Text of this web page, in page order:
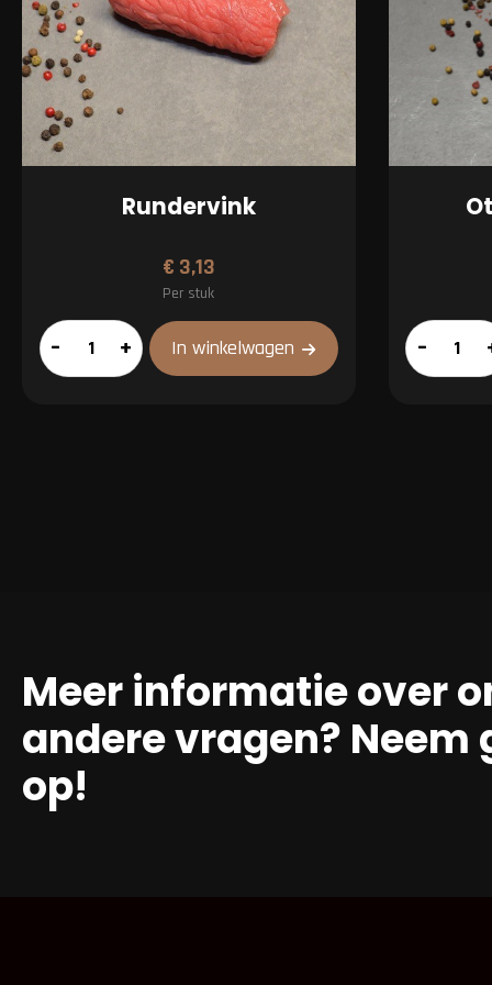
Rundervink
€ 3,13
Per stuk
Rundervink
aantal
– + In winkelwagen
Otterlose
schijf
–
Meer informatie over
andere vragen?
op!